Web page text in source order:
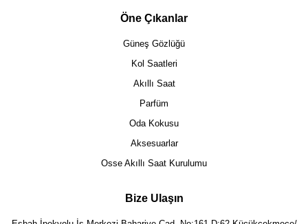
Öne Çıkanlar
Güneş Gözlüğü
Kol Saatleri
Akıllı Saat
Parfüm
Oda Kokusu
Aksesuarlar
Osse Akıllı Saat Kurulumu
Bize Ulaşın